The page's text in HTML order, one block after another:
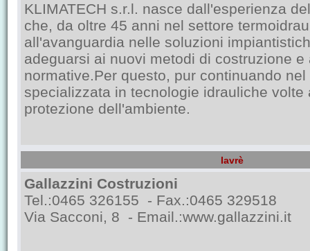
KLIMATECH s.r.l. nasce dall'esperienza
che, da oltre 45 anni nel settore
all'avanguardia nelle soluzioni
adeguarsi ai nuovi metodi di costruzione e
normative.Per questo, pur continuando
specializzata in tecnologie idrauliche volte
protezione dell'ambiente.
Iavrè
Gallazzini Costruzioni
Tel.:0465 326155 - Fax.:0465 329518
Via Sacconi, 8 - Email.:www.gallazzini.it